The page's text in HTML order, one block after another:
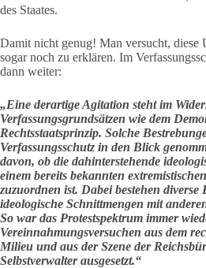
des Staates.
Damit nicht genug! Man versucht, diese
sogar noch zu erklären. Im
dann weiter:
„Eine derartige Agitation steht im
Verfassungsgrundsätzen wie dem
Rechtsstaatsprinzip. Solche
Verfassungsschutz in den Blick
davon, ob die dahinterstehende
einem bereits bekannten
zuzuordnen ist. Dabei bestehen diverse
ideologische Schnittmengen mit
So war das Protestspektrum immer
Vereinnahmungsversuchen aus dem
Milieu und aus der Szene der
Selbstverwalter ausgesetzt.“